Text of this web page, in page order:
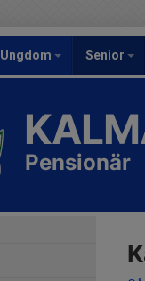
Ungdom Senior
Pensionär